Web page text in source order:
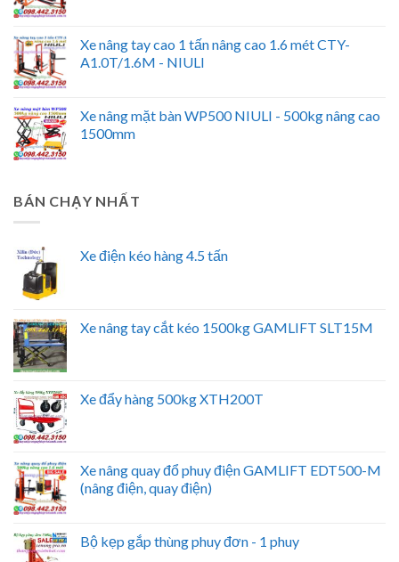
Xe nâng tay cao 1 tấn nâng cao 1.6 mét CTY-
A1.0T/1.6M - NIULI
Xe nâng mặt bàn WP500 NIULI - 500kg nâng cao
1500mm
BÁN CHẠY NHẤT
Xe điện kéo hàng 4.5 tấn
Xe nâng tay cắt kéo 1500kg GAMLIFT SLT15M
Xe đẩy hàng 500kg XTH200T
Xe nâng quay đổ phuy điện GAMLIFT EDT500-M
(nâng điện, quay điện)
Bộ kẹp gắp thùng phuy đơn - 1 phuy